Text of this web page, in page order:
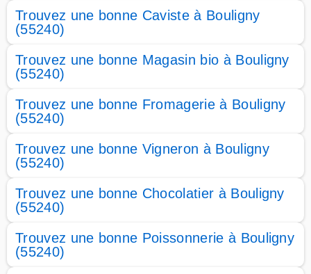
Trouvez une bonne Caviste à Bouligny
(55240)
Trouvez une bonne Magasin bio à Bouligny
(55240)
Trouvez une bonne Fromagerie à Bouligny
(55240)
Trouvez une bonne Vigneron à Bouligny
(55240)
Trouvez une bonne Chocolatier à Bouligny
(55240)
Trouvez une bonne Poissonnerie à Bouligny
(55240)